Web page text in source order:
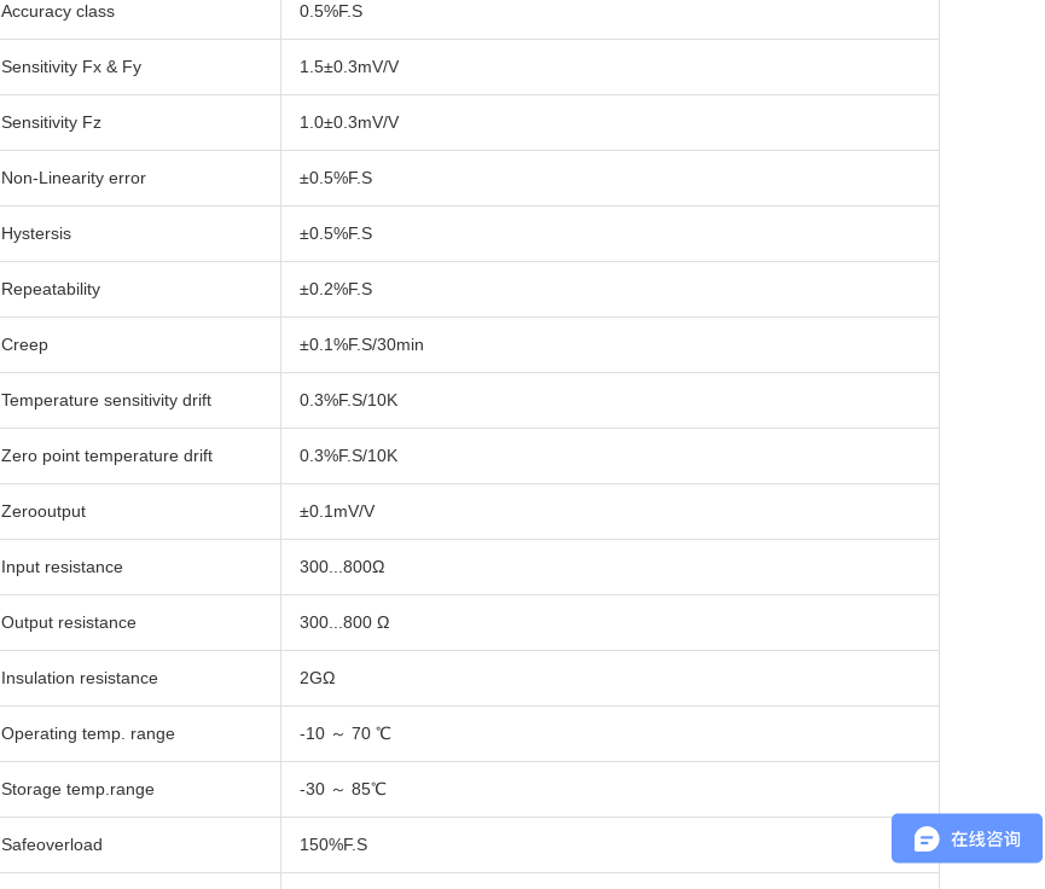
Accuracy class 0.5%F.S
Sensitivity Fx & Fy 1.5±0.3mV/V
Sensitivity Fz 1.0±0.3mV/V
Non-Linearity error ±0.5%F.S
Hystersis ±0.5%F.S
Repeatability ±0.2%F.S
Creep ±0.1%F.S/30min
Temperature sensitivity drift 0.3%F.S/10K
Zero point temperature drift 0.3%F.S/10K
Zerooutput ±0.1mV/V
Input resistance 300...800Ω
Output resistance 300...800 Ω
Insulation resistance 2GΩ
Operating temp. range -10 ～ 70 ℃
Storage temp.range -30 ～ 85℃
Safeoverload 150%F.S